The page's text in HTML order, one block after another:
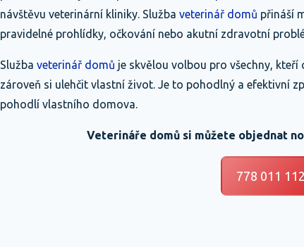
návštěvu veterinární kliniky. Služba veterinář domů přináší
pravidelné prohlídky, očkování nebo akutní zdravotní
Služba veterinář domů je skvělou volbou pro všechny,
zároveň si ulehčit vlastní život. Je to pohodlný a efektivní
pohodlí vlastního domova.
Veterináře domů si můžete objednat
778 011 112